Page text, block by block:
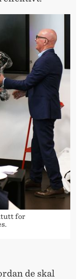
for
de skal